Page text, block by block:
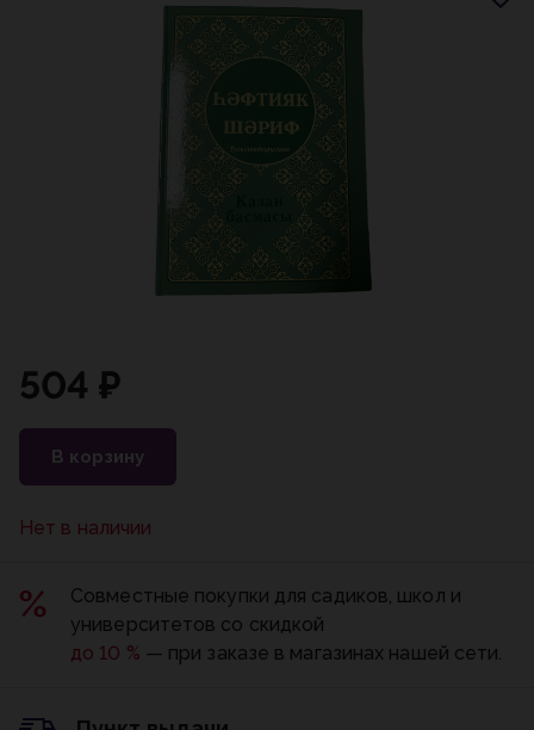
504 ₽
В корзину
Нет в наличии
Совместные покупки для садиков, школ и
университетов со скидкой
до 10 % — при заказе в магазинах нашей сети.